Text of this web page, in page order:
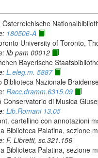
Österreichische
180506-A
University of Toronto,
lib pam 00012
Bayerische
L.eleg.m. 5887
Biblioteca Nazionale
Racc.dramm.6315.09
Conservatorio di Musica
Lib.Romani 13.05
cartellino con annotazioni
Biblioteca Palatina, sezione
F. Libretti, sc.321.156
Biblioteca Palatina, sezione